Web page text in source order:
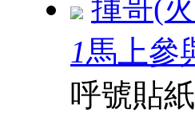
揮哥(
1馬上參
呼號貼